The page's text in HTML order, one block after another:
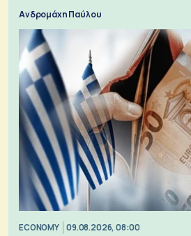
Ανδρομάχη Παύλου
ECONOMY 09.08.2026, 08:00